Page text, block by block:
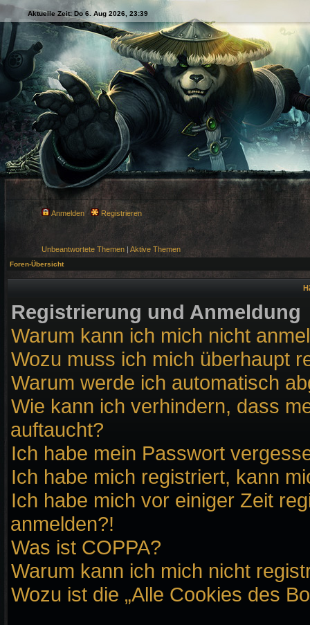
Aktuelle Zeit: Do 6. Aug 2026, 23:39
Anmelden Registrieren
Unbeantwortete Themen | Aktive Themen
Foren-Übersicht
Registrierung und Anmeldung
Warum kann ich mich nicht
Wozu muss ich mich überhaupt
Warum werde ich automatisch
Wie kann ich verhindern, dass
auftaucht?
Ich habe mein Passwort
Ich habe mich registriert, kann
Ich habe mich vor einiger Zeit
anmelden?!
Was ist COPPA?
Warum kann ich mich nicht
Wozu ist die „Alle Cookies des